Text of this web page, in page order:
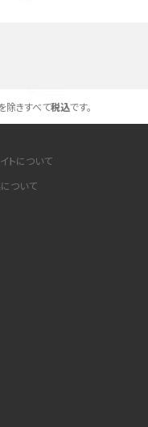
確認手順も解説
・Androidの設定を解説
確認手順も紹介
、TikTokで送る方法を解説
点をわかりやすく解説
きすべて税込です。
トについて
ついて